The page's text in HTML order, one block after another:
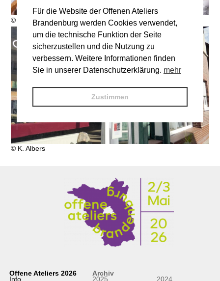
© G. Baack
© K. Albers
Offene Ateliers 2026
Info
Archiv
2025 2024
Für die Website der Offenen Ateliers
Brandenburg werden Cookies verwendet,
um die technische Funktion der Seite
sicherzustellen und die Nutzung zu
verbessern. Weitere Informationen finden
Sie in unserer Datenschutzerklärung. mehr
Zustimmen